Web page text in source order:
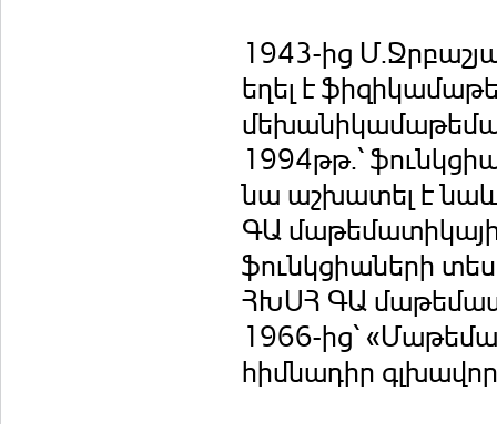
1943-ից
եղել է
1994թթ.՝
նա աշխատել է
ԳԱ
ֆունկցիաների
ՀԽՍՀ ԳԱ
1966-ից՝
հիմնադիր